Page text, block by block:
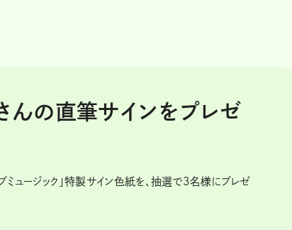
んの直筆サインをプレゼ
ミュージック」特製サイン色紙を、抽選で3名様にプレゼ